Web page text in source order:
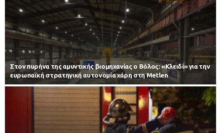
Στον πυρήνα της αμυντικής βιομηχανίας ο Βόλος: «Κλειδί» για την
ευρωπαϊκή στρατηγική αυτονομία χάρη στη Metlen